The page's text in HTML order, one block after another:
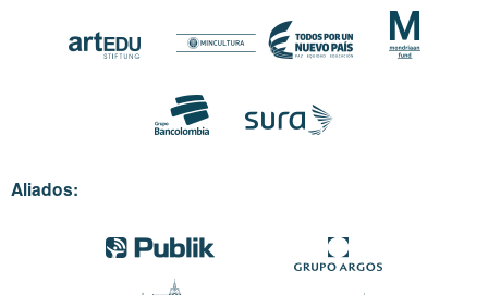
Aliados: